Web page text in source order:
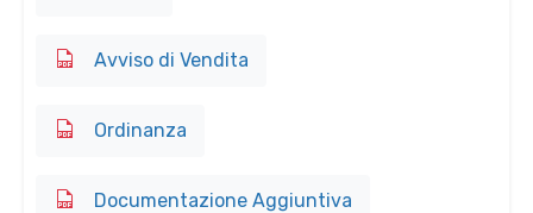
Avviso di Vendita
Ordinanza
Documentazione Aggiuntiva